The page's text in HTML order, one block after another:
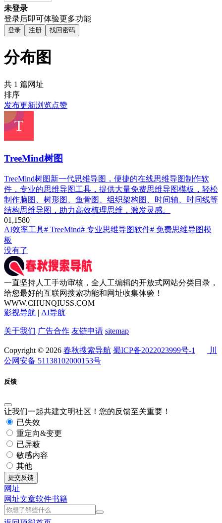
未登录
登录后即可体验更多功能
登录 注册 找回密码
分布图
共 1 篇网址
排序
发布更新浏览点赞
TreeMind树图
TreeMind树图新一代思维导图，便捷的在线思维导图制作软
件，专业的思维导图工具，提供大量免费思维导图模板，轻松
制作脑图、树形图、鱼骨图、组织架构图、时间轴、时间线等
结构思维导图，助力高效梳理思维，激发灵感。
01,1580
AI效率工具# TreeMind# 专业思维导图软件# 免费思维导图模
板
没有了
一直坚持人工手动审核，全人工编辑的开放式网站分类目录，
给您最好的互联网搜索功能和网址收集体验！
WWW.CHUNQIUSS.COM
影视导航 | AI导航
关于我们 广告合作 友链申请 sitemap
Copyright © 2026 春秋搜索导航 蜀ICP备2022023999号-1
川
公网安备 51138102000153号
反馈
让我们一起共建文明社区！您的反馈至关重要！
已失效
重定向&变更
已屏蔽
敏感内容
其他
提交反馈
网址
网址文章软件书籍